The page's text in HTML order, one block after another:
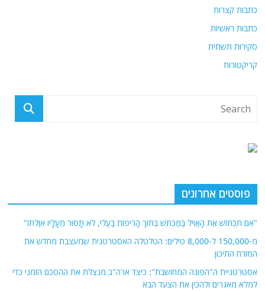
כתבות קצרות
כתבות ראשיות
סקירות תשתית
קריקטורות
פוסטים אחרונים
"אִם תִּכְתּוֹשׁ אֶת הָאֱוִיל בַּמַּכְתֵּשׁ בְּתוֹךְ הָרִיפוֹת בַּעֱלִי, לֹא תָסוּר מֵעָלָיו אִוַּלְתּוֹ"
מ-150,000 ל-8,000 טילים: הטלטלה האסטרטגית שמעצבת מחדש את
המזרח התיכון
אסטרטגיית ה"הפוגה המחושבת": כיצד ארה"ב מנצלת את ההסכם הזמני כדי
למלא מאגרים ולהכין את הצעד הבא